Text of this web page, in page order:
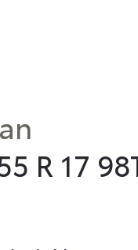
R 17